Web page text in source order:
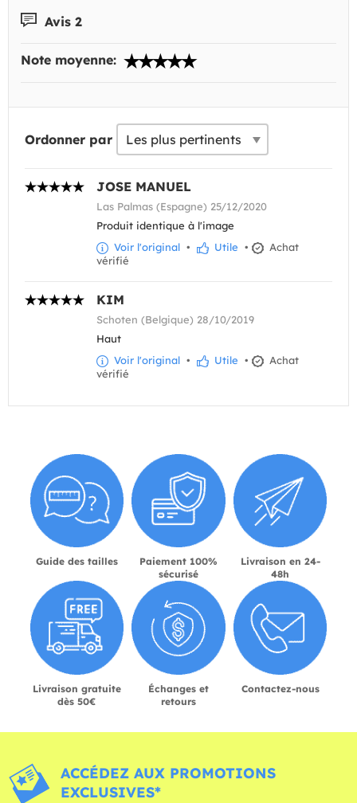
Avis 2
Note moyenne:
Ordonner par
JOSE MANUEL
Las Palmas (Espagne) 25/12/2020
Produit identique à l'image
Voir l'original • Utile •
Achat
vérifié
KIM
Schoten (Belgique) 28/10/2019
Haut
Voir l'original • Utile •
Achat
vérifié
Guide des tailles
Paiement 100%
sécurisé
Livraison en 24-
48h
Livraison gratuite
dès 50€
Échanges et
retours
Contactez-nous
ACCÉDEZ AUX PROMOTIONS
EXCLUSIVES*